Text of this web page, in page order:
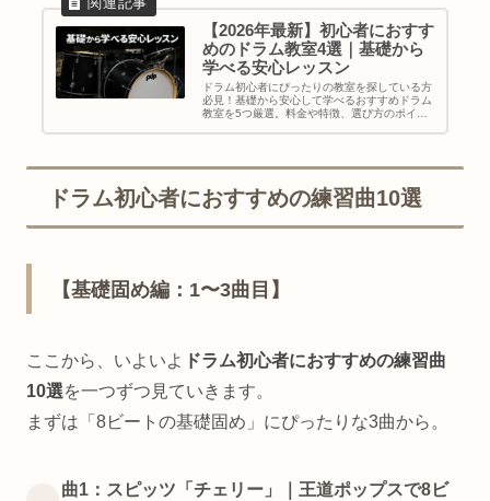
【2026年最新】初心者におすす
めのドラム教室4選｜基礎から
学べる安心レッスン
ドラム初心者にぴったりの教室を探している方
必見！基礎から安心して学べるおすすめドラム
教室を5つ厳選。料金や特徴、選び方のポイン
ドラム初心者におすすめの練習曲10選
【基礎固め編：1〜3曲目】
ここから、いよいよ ドラム初心者におすすめの練習曲
10選を一つずつ見ていきます。
まずは「8ビートの基礎固め」にぴったりな3曲から。
曲1：スピッツ「チェリー」｜王道ポップスで8ビ